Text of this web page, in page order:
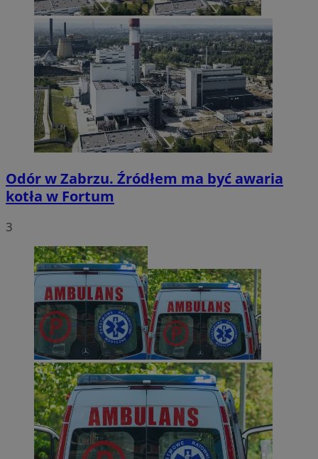
Odór w Zabrzu. Źródłem ma być awaria
kotła w Fortum
3